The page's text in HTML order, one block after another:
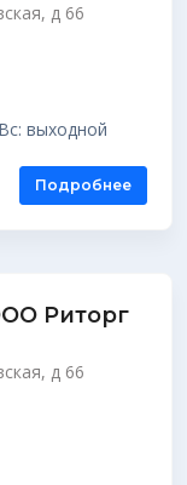
д 66
выходной
Подробнее
Риторг
д 66